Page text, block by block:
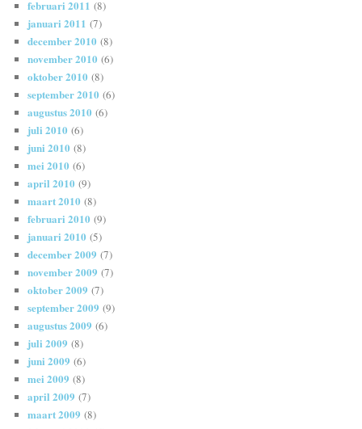
februari 2011 (8)
januari 2011 (7)
december 2010 (8)
november 2010 (6)
oktober 2010 (8)
september 2010 (6)
augustus 2010 (6)
juli 2010 (6)
juni 2010 (8)
mei 2010 (6)
april 2010 (9)
maart 2010 (8)
februari 2010 (9)
januari 2010 (5)
december 2009 (7)
november 2009 (7)
oktober 2009 (7)
september 2009 (9)
augustus 2009 (6)
juli 2009 (8)
juni 2009 (6)
mei 2009 (8)
april 2009 (7)
maart 2009 (8)